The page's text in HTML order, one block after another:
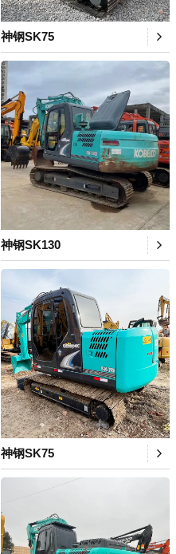
神钢SK75
神钢SK130
神钢SK75